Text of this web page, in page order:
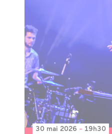
30 mai 2026 - 19h30